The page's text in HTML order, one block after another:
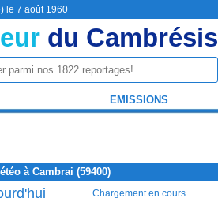
le 7 août 1960
du Cambrésis
EMISSIONS
à Cambrai (59400)
Chargement en cours...